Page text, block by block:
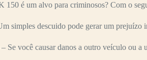
150 é um alvo para criminosos? Com o
simples descuido pode gerar um prejuízo
– Se você causar danos a outro veículo ou a